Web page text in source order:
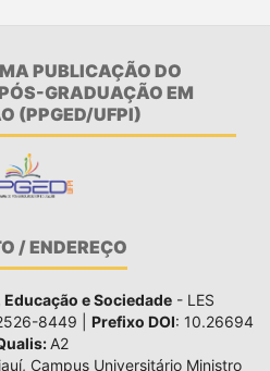
PUBLICAÇÃO DO
GRADUAÇÃO EM
(PPGED/UFPI)
/ ENDEREÇO
e Sociedade - LES
8449 | Prefixo DOI: 10.26694
A2
Campus Universitário Ministro